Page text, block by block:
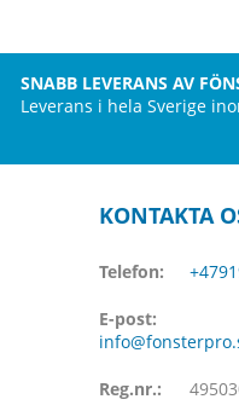
SNABB LEVERANS AV
Leverans i hela Sverige
KONTAKTA
Telefon:
E-post:
Reg.nr.: